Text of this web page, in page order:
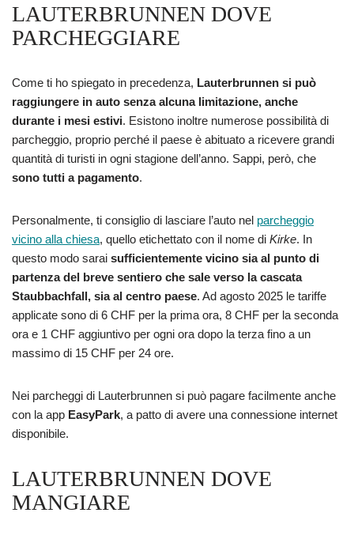
LAUTERBRUNNEN DOVE
PARCHEGGIARE
Come ti ho spiegato in precedenza, Lauterbrunnen si può
raggiungere in auto senza alcuna limitazione, anche
durante i mesi estivi. Esistono inoltre numerose possibilità di
parcheggio, proprio perché il paese è abituato a ricevere grandi
quantità di turisti in ogni stagione dell’anno. Sappi, però, che
sono tutti a pagamento.
Personalmente, ti consiglio di lasciare l’auto nel parcheggio
vicino alla chiesa, quello etichettato con il nome di Kirke. In
questo modo sarai sufficientemente vicino sia al punto di
partenza del breve sentiero che sale verso la cascata
Staubbachfall, sia al centro paese. Ad agosto 2025 le tariffe
applicate sono di 6 CHF per la prima ora, 8 CHF per la seconda
ora e 1 CHF aggiuntivo per ogni ora dopo la terza fino a un
massimo di 15 CHF per 24 ore.
Nei parcheggi di Lauterbrunnen si può pagare facilmente anche
con la app EasyPark, a patto di avere una connessione internet
disponibile.
LAUTERBRUNNEN DOVE
MANGIARE